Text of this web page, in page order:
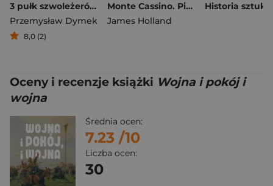
3 pułk szwoleżerów mazowieckich im. Jana Kozietulskiego
Przemysław Dymek
8,0 (2)
Monte Cassino. Pięć miesięcy piekła we Włoszech
James Holland
Historia sztuki
Oceny i recenzje książki Wojna i pokój i
wojna
Średnia ocen:
7.23 /10
Liczba ocen:
30